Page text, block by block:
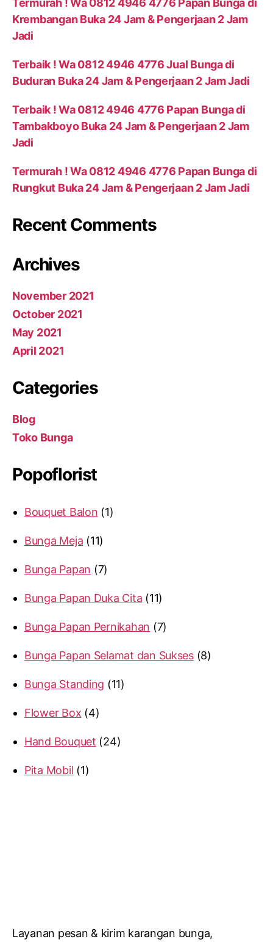
Termurah ! Wa 0812 4946 4776 Papan Bunga di
Krembangan Buka 24 Jam & Pengerjaan 2 Jam
Jadi
Terbaik ! Wa 0812 4946 4776 Jual Bunga di
Buduran Buka 24 Jam & Pengerjaan 2 Jam Jadi
Terbaik ! Wa 0812 4946 4776 Papan Bunga di
Tambakboyo Buka 24 Jam & Pengerjaan 2 Jam
Jadi
Termurah ! Wa 0812 4946 4776 Papan Bunga di
Rungkut Buka 24 Jam & Pengerjaan 2 Jam Jadi
Recent Comments
Archives
November 2021
October 2021
May 2021
April 2021
Categories
Blog
Toko Bunga
Popoflorist
Bouquet Balon 1
Bunga Meja 11
Bunga Papan 7
Bunga Papan Duka Cita 11
Bunga Papan Pernikahan 7
Bunga Papan Selamat dan Sukses 8
Bunga Standing 11
Flower Box 4
Hand Bouquet 24
Pita Mobil 1
Layanan pesan & kirim karangan bunga,